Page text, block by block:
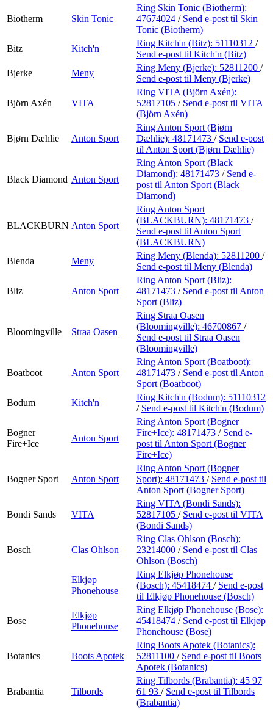
Biotherm Skin Tonic
Ring Skin Tonic (Biotherm):
47674024 / Send e-post til Skin
Tonic (Biotherm)
Bitz
Kitch'n
Ring Kitch'n (Bitz): 51110312 /
Send e-post til Kitch'n (Bitz)
Bjerke
Meny
Ring Meny (Bjerke): 52811200 /
Send e-post til Meny (Bjerke)
Björn Axén VITA
Ring VITA (Björn Axén):
52817105 / Send e-post til VITA
(Björn Axén)
Bjørn Dæhlie Anton Sport
Ring Anton Sport (Bjørn
Dæhlie): 48171473 / Send e-post
til Anton Sport (Bjørn Dæhlie)
Black Diamond Anton Sport
Ring Anton Sport (Black
Diamond): 48171473 / Send e-
post til Anton Sport (Black
Diamond)
BLACKBURN Anton Sport
Ring Anton Sport
(BLACKBURN): 48171473 /
Send e-post til Anton Sport
(BLACKBURN)
Blenda
Meny
Ring Meny (Blenda): 52811200 /
Send e-post til Meny (Blenda)
Bliz Anton Sport
Ring Anton Sport (Bliz):
48171473 / Send e-post til Anton
Sport (Bliz)
Bloomingville Straa Oasen
Ring Straa Oasen
(Bloomingville): 46700867 /
Send e-post til Straa Oasen
(Bloomingville)
Boatboot Anton Sport
Ring Anton Sport (Boatboot):
48171473 / Send e-post til Anton
Sport (Boatboot)
Bodum
Kitch'n
Ring Kitch'n (Bodum): 51110312
/ Send e-post til Kitch'n (Bodum)
Bogner
Fire+Ice
Anton Sport
Ring Anton Sport (Bogner
Fire+Ice): 48171473 / Send e-
post til Anton Sport (Bogner
Fire+Ice)
Bogner Sport Anton Sport
Ring Anton Sport (Bogner
Sport): 48171473 / Send e-post til
Anton Sport (Bogner Sport)
Bondi Sands VITA
Ring VITA (Bondi Sands):
52817105 / Send e-post til VITA
(Bondi Sands)
Bosch Clas Ohlson
Ring Clas Ohlson (Bosch):
23214000 / Send e-post til Clas
Ohlson (Bosch)
Elkjøp
Phonehouse
Ring Elkjøp Phonehouse
(Bosch): 45418474 / Send e-post
til Elkjøp Phonehouse (Bosch)
Bose
Elkjøp
Phonehouse
Ring Elkjøp Phonehouse (Bose):
45418474 / Send e-post til Elkjøp
Phonehouse (Bose)
Botanics Boots Apotek
Ring Boots Apotek (Botanics):
52811100 / Send e-post til Boots
Apotek (Botanics)
Brabantia Tilbords
Ring Tilbords (Brabantia): 45 97
61 93 / Send e-post til Tilbords
(Brabantia)